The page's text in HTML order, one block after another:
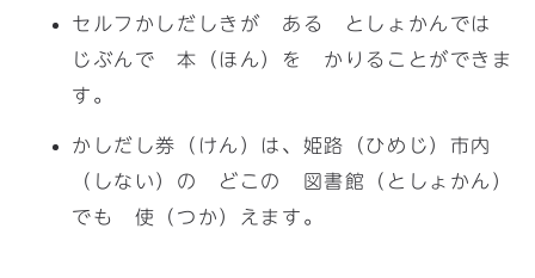
セルフかしだしきが ある としょかんでは
じぶんで 本（ほん）を かりることができま
す。
かしだし券（けん）は、姫路（ひめじ）市内
（しない）の どこの 図書館（としょかん）
でも 使（つか）えます。